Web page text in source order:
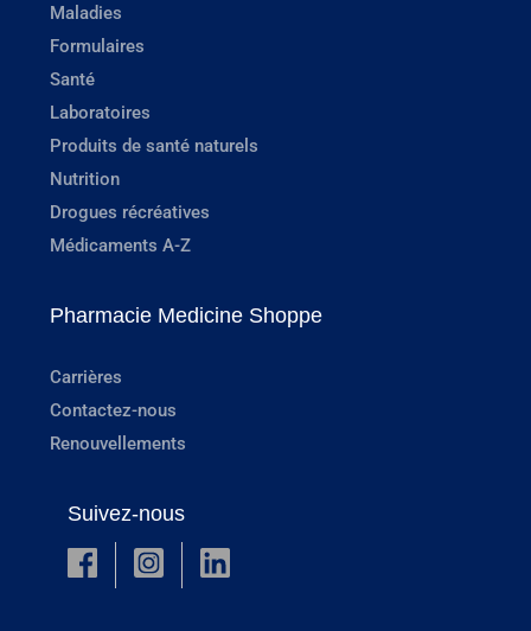
Maladies
Formulaires
Santé
Laboratoires
Produits de santé naturels
Nutrition
Drogues récréatives
Médicaments A-Z
Pharmacie Medicine Shoppe
Carrières
Contactez-nous
Renouvellements
Suivez-nous